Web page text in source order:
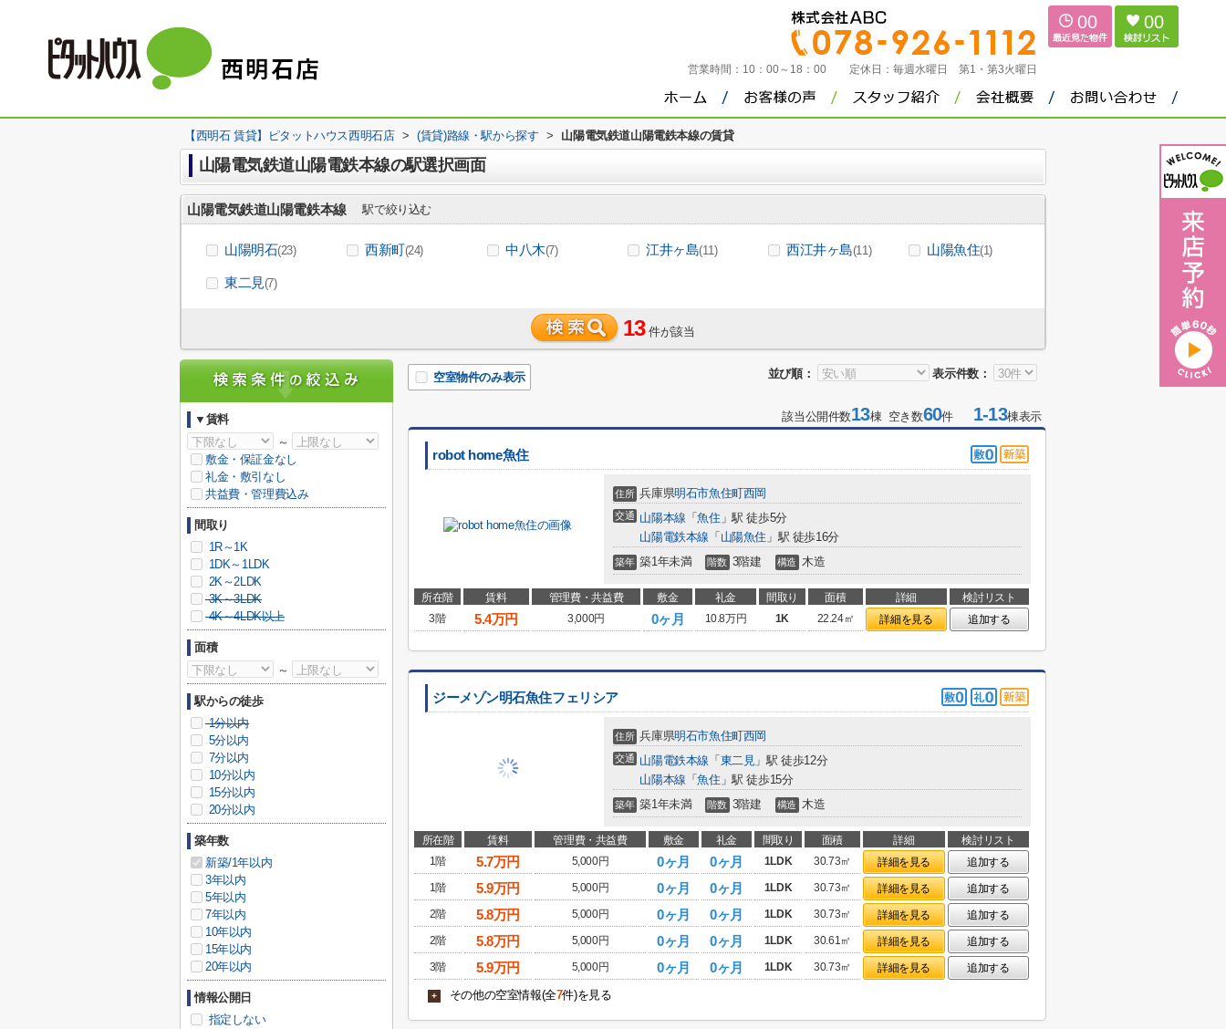
営業時間： 10：00～18：00 定休日： 毎週水曜日 第1・第3火曜日
00 00
【西明石 賃貸】ピタットハウス西明石店 > (賃貸)路線・駅から探す > 山陽電気鉄道山陽電鉄本線の賃貸
山陽電気鉄道山陽電鉄本線の駅選択画面
山陽電気鉄道山陽電鉄本線 駅で絞り込む
山陽明石(23) 西新町(24) 中八木(7) 江井ヶ島(11) 西江井ヶ島(11) 山陽魚住(1)
東二見(7)
13 件が該当
並び順： 表示件数：
空室物件のみ表示
該当公開件数13棟 空き数60件1-13棟表示
robot home魚住
住所 兵庫県明石市魚住町西岡
交通 山陽本線 「魚住 」駅 徒歩5分
山陽電鉄本線 「 山陽魚住 」駅 徒歩16分
築年 築1年未満 階数 3階建 構造 木造
所在階 賃料 管理費・共益費 敷金 礼金 間取り 面積 詳細
検討リスト
3階
5.4万円 3,000円 0ヶ月 10.8万円 1K 22.24㎡ 詳細を見る 追加する
ジーメゾン明石魚住フェリシア
住所 兵庫県明石市魚住町西岡
交通 山陽電鉄本線 「 東二見」駅 徒歩12分
山陽本線 「魚住 」駅 徒歩15分
築年 築1年未満 階数 3階建 構造 木造
所在階 賃料 管理費・共益費 敷金 礼金 間取り 面積 詳細
検討リスト
1階
5.7万円 5,000円 0ヶ月 0ヶ月 1LDK 30.73㎡ 詳細を見る
追加する
1階
5.9万円 5,000円 0ヶ月 0ヶ月 1LDK 30.73㎡ 詳細を見る
追加する
2階
5.8万円 5,000円 0ヶ月 0ヶ月 1LDK 30.73㎡ 詳細を見る
追加する
2階
5.8万円 5,000円 0ヶ月 0ヶ月 1LDK 30.61㎡ 詳細を見る
追加する
3階
5.9万円 5,000円 0ヶ月 0ヶ月 1LDK 30.73㎡ 詳細を見る 追加する
+ その他の空室情報(全7件)を見る
▼賃料
～
敷金・保証金なし
礼金・敷引なし
共益費・管理費込み
間取り
1R～1K
1DK～1LDK
2K～2LDK
3K～3LDK
4K～4LDK以上
面積
～
駅からの徒歩
1分以内
5分以内
7分以内
10分以内
15分以内
20分以内
築年数
新築/1年以内
3年以内
5年以内
7年以内
10年以内
15年以内
20年以内
情報公開日
指定しない